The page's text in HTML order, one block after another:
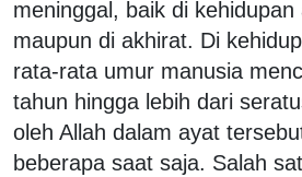
meninggal, baik di
maupun di akhirat. Di
rata-rata umur manusia
tahun hingga lebih dari
oleh Allah dalam ayat
beberapa saat saja. Salah